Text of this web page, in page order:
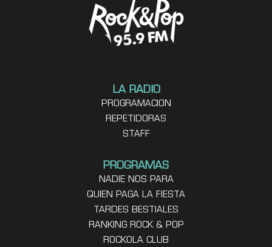
LA RADIO
PROGRAMACION
REPETIDORAS
STAFF
PROGRAMAS
NADIE NOS PARA
QUIEN PAGA LA FIESTA
TARDES BESTIALES
RANKING ROCK & POP
ROCKOLA CLUB